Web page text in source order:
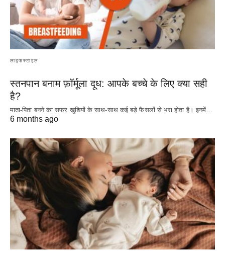
लाइफस्टाइल
स्तनपान बनाम फ़ॉर्मूला दूध: आपके बच्चे के लिए क्या सही
है?
माता-पिता बनने का सफर खुशियों के साथ-साथ कई बड़े फैसलों से भरा होता है। इनमें…
6 months ago